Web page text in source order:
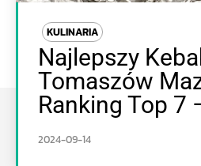
KULINARIA
Najlepszy
Tomaszów
Ranking Top 7
2024-09-14